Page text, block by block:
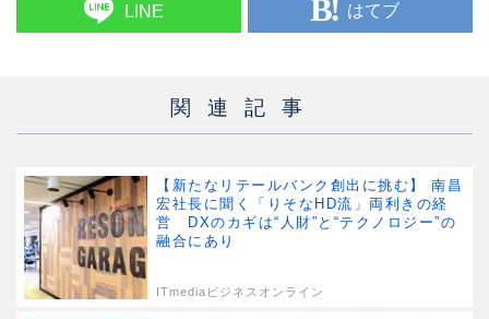
LINE はてブ
関連記事
【新たなリテールバンク創出に挑む】 南昌
宏社長に聞く「りそなHD流」両利きの経
営 DXのカギは“人財”と“テクノロジー”の
融合にあり
ITmediaビジネスオンライン